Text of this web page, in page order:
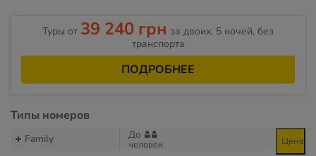
Туры от 39 240 грн за двоих, 5 ночей, без
транспорта
ПОДРОБНЕЕ
Типы номеров
Family До
человек Цена